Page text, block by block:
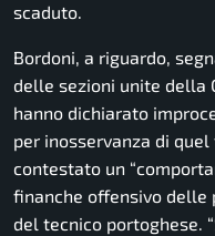
scaduto.
Bordoni, a riguardo,
delle sezioni unite della
hanno dichiarato
per inosservanza di
contestato un “
finanche offensivo delle
del tecnico portoghese.